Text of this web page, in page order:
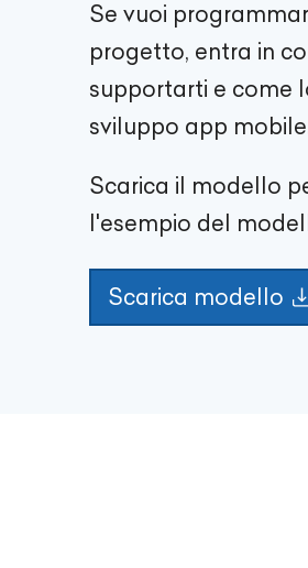
Se vuoi
progetto, entra in
supportarti e come
sviluppo app
Scarica il modello
l'esempio del
Scarica modello